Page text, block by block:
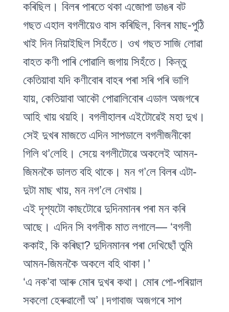
কৰিছিল। বিলৰ পাৰতে থকা এজোপা ডাঙৰ বট
গছত এহাল বগলীয়েও বাস কৰিছিল, বিলৰ মাছ-পুঠি
খাই দিন নিয়াইছিল সিহঁতে। ওখ গছত সাজি লোৱা
বাহত কণী পাৰি পোৱালি জগায় সিহঁতে। কিন্তু
কেতিয়াবা যদি কণীবোৰ বাহৰ পৰা সৰি পৰি ভাগি
যায়, কেতিয়াবা আকৌ পোৱালিবোৰ এডাল অজগৰে
আহি খায় থয়হি। বগলীহালৰ এইটোৱেই মহা দুখ।
সেই দুখৰ মাজতে এদিন সাপডালে বগলীজনীকো
গিলি থ’লেহি। সেয়ে বগলীটোৱে অকলেই আমন-
জিমনকৈ ডালত বহি থাকে। মন গ’লে বিলৰ এটা-
দুটা মাছ খায়, মন নগ’লে নেখায়।
এই দৃশ্যটো কাছটোৱে দুদিনমানৰ পৰা মন কৰি
আছে। এদিন সি বগলীক মাত লগালে— ‘বগলী
ককাই, কি কৰিছা? দুদিনমানৰ পৰা দেখিছোঁ তুমি
আমন-জিমনকৈ অকলে বহি থাকা।’
‘এ নক’বা আৰু মোৰ দুখৰ কথা। মোৰ পো-পৰিয়াল
সকলো হেৰুৱালোঁ অ’।দগাবাজ অজগৰে সাপ